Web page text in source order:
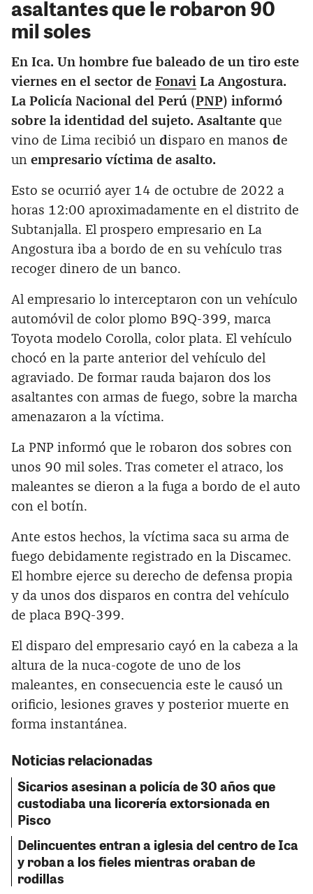
asaltantes que le robaron 90
mil soles
En Ica. Un hombre fue baleado de un tiro este
viernes en el sector de Fonavi La Angostura.
La Policía Nacional del Perú (PNP) informó
sobre la identidad del sujeto. Asaltante que
vino de Lima recibió un disparo en manos de
un empresario víctima de asalto.
Esto se ocurrió ayer 14 de octubre de 2022 a
horas 12:00 aproximadamente en el distrito de
Subtanjalla. El prospero empresario en La
Angostura iba a bordo de en su vehículo tras
recoger dinero de un banco.
Al empresario lo interceptaron con un vehículo
automóvil de color plomo B9Q-399, marca
Toyota modelo Corolla, color plata. El vehículo
chocó en la parte anterior del vehículo del
agraviado. De formar rauda bajaron dos los
asaltantes con armas de fuego, sobre la marcha
amenazaron a la víctima.
La PNP informó que le robaron dos sobres con
unos 90 mil soles. Tras cometer el atraco, los
maleantes se dieron a la fuga a bordo de el auto
con el botín.
Ante estos hechos, la víctima saca su arma de
fuego debidamente registrado en la Discamec.
El hombre ejerce su derecho de defensa propia
y da unos dos disparos en contra del vehículo
de placa B9Q-399.
El disparo del empresario cayó en la cabeza a la
altura de la nuca-cogote de uno de los
maleantes, en consecuencia este le causó un
orificio, lesiones graves y posterior muerte en
forma instantánea.
Noticias relacionadas
Sicarios asesinan a policía de 30 años que
custodiaba una licorería extorsionada en
Pisco
Delincuentes entran a iglesia del centro de Ica
y roban a los fieles mientras oraban de
rodillas